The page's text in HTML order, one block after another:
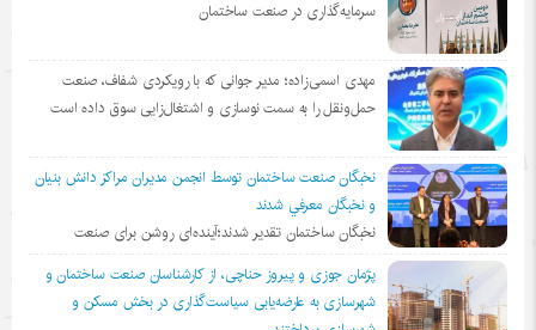
سرمایه‌گذاری در صنعت ساختمان
مهدی اسمی‌زاده؛ مدیر جوانی که با رویکردی شفاف، صنعت
حمل‌ونقل را به سمت نوسازی و اشتغال‌زایی سوق داده است
نخبگان صنعت ساختمان توسط انجمن مديران مراكز دانش بنيان
و نخبگان معرفي شدند
نخبگان ساختمان تقدیر شدند؛آینده‌ای روشن برای صنعت
پژمان جوزی و پیروز حناچی، از کارشناسان صنعت ساختمان و
شهرسازی به عارضه‌یابی سیاست‌گذاری در بخش مسکن و